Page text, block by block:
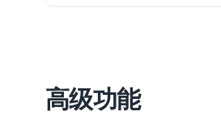
高级功能